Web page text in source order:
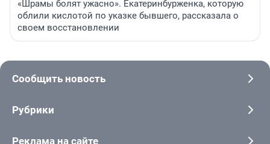
«Шрамы болят ужасно». Екатеринбурженка, которую
облили кислотой по указке бывшего, рассказала о
своем восстановлении
Сообщить новость
Рубрики
Реклама на сайте